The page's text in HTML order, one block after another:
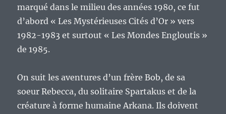
des
soucoupes
volantes,
prototype
marqué dans le milieu des années 1980, ce fut
d’abord « Les Mystérieuses Cités d’Or » vers
1982-1983 et surtout « Les Mondes Engloutis »
de 1985.
On suit les aventures d’un frère Bob, de sa
soeur Rebecca, du solitaire Spartakus et de la
créature à forme humaine Arkana. Ils doivent